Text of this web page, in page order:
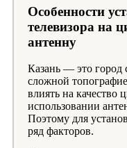
Особенности
телевизора на
антенну
Казань — это город
сложной
влиять на качество
использовании
Поэтому для
ряд факторов.